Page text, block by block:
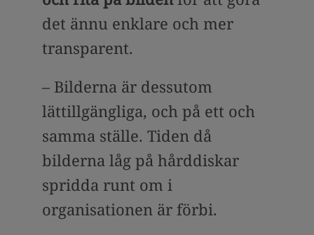
det ännu enklare och mer
transparent.
– Bilderna är dessutom
lättillgängliga, och på ett och
samma ställe. Tiden då
bilderna låg på hårddiskar
spridda runt om i
organisationen är förbi.